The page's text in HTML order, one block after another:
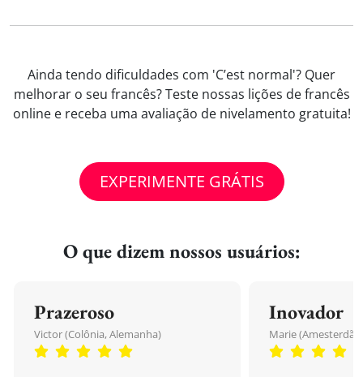
Ainda tendo dificuldades com 'C’est normal'? Quer
melhorar o seu francês? Teste nossas lições de francês
online e receba uma avaliação de nivelamento gratuita!
EXPERIMENTE GRÁTIS
O que dizem nossos usuários:
Prazeroso
Victor (Colônia, Alemanha)
Inovador
Marie